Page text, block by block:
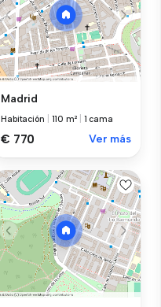
Madrid
Habitación 110 m² 1 cama
€ 770 Ver más